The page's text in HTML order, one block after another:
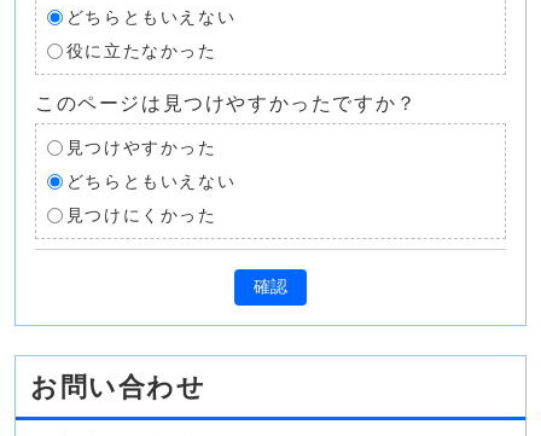
どちらともいえない
役に立たなかった
このページは見つけやすかったですか？
見つけやすかった
どちらともいえない
見つけにくかった
確認
お問い合わせ